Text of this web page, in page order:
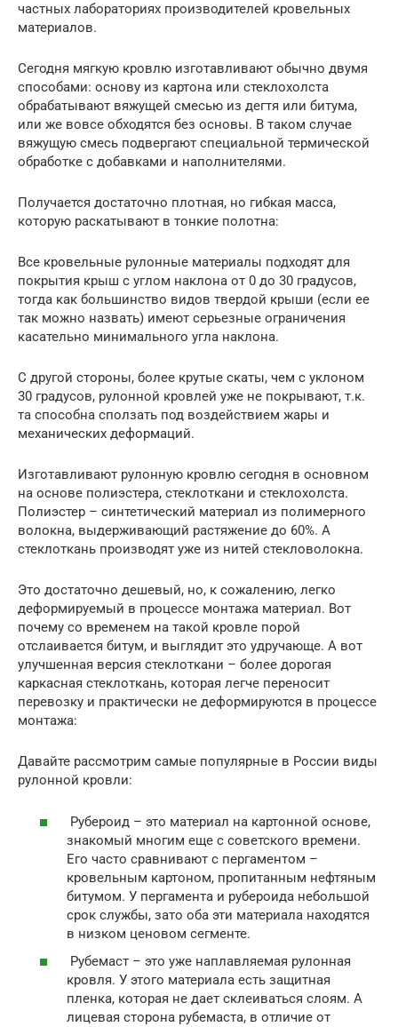
частных лабораториях производителей кровельных
материалов.
Сегодня мягкую кровлю изготавливают обычно двумя
способами: основу из картона или стеклохолста
обрабатывают вяжущей смесью из дегтя или битума,
или же вовсе обходятся без основы. В таком случае
вяжущую смесь подвергают специальной термической
обработке с добавками и наполнителями.
Получается достаточно плотная, но гибкая масса,
которую раскатывают в тонкие полотна:
Все кровельные рулонные материалы подходят для
покрытия крыш с углом наклона от 0 до 30 градусов,
тогда как большинство видов твердой крыши (если ее
так можно назвать) имеют серьезные ограничения
касательно минимального угла наклона.
С другой стороны, более крутые скаты, чем с уклоном
30 градусов, рулонной кровлей уже не покрывают, т.к.
та способна сползать под воздействием жары и
механических деформаций.
Изготавливают рулонную кровлю сегодня в основном
на основе полиэстера, стеклоткани и стеклохолста.
Полиэстер – синтетический материал из полимерного
волокна, выдерживающий растяжение до 60%. А
стеклоткань производят уже из нитей стекловолокна.
Это достаточно дешевый, но, к сожалению, легко
деформируемый в процессе монтажа материал. Вот
почему со временем на такой кровле порой
отслаивается битум, и выглядит это удручающе. А вот
улучшенная версия стеклоткани – более дорогая
каркасная стеклоткань, которая легче переносит
перевозку и практически не деформируются в процессе
монтажа:
Давайте рассмотрим самые популярные в России виды
рулонной кровли:
Рубероид – это материал на картонной основе,
знакомый многим еще с советского времени.
Его часто сравнивают с пергаментом –
кровельным картоном, пропитанным нефтяным
битумом. У пергамента и рубероида небольшой
срок службы, зато оба эти материала находятся
в низком ценовом сегменте.
Рубемаст – это уже наплавляемая рулонная
кровля. У этого материала есть защитная
пленка, которая не дает склеиваться слоям. А
лицевая сторона рубемаста, в отличие от